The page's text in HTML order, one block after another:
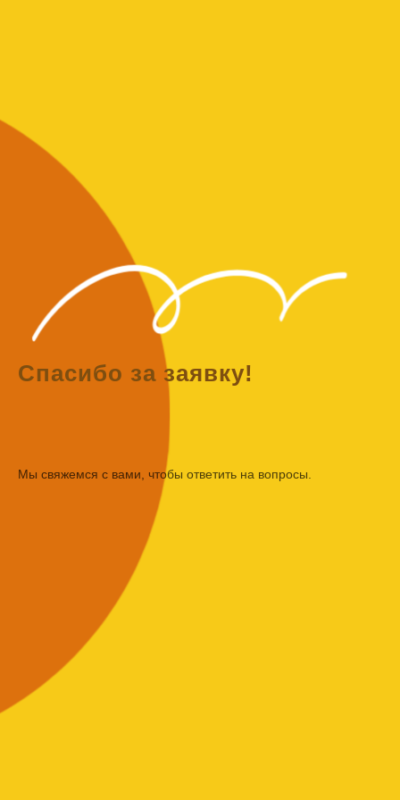
Спасибо за заявку!
Мы свяжемся с вами, чтобы ответить на вопросы.